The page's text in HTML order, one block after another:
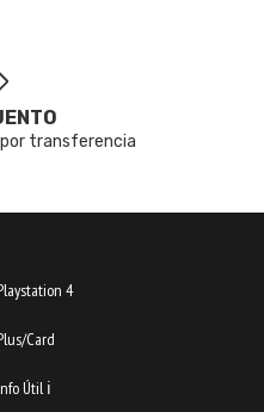
transferencia
4
Card
Útil ℹ️